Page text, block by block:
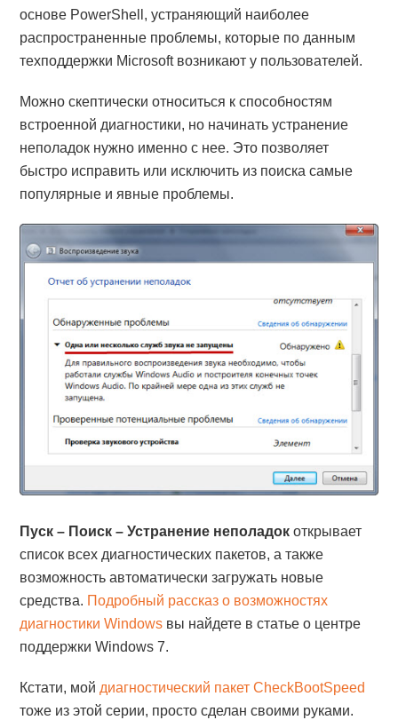
основе PowerShell, устраняющий наиболее
распространенные проблемы, которые по данным
техподдержки Microsoft возникают у пользователей.
Можно скептически относиться к способностям
встроенной диагностики, но начинать устранение
неполадок нужно именно с нее. Это позволяет
быстро исправить или исключить из поиска самые
популярные и явные проблемы.
Пуск – Поиск – Устранение неполадок открывает
список всех диагностических пакетов, а также
возможность автоматически загружать новые
средства. Подробный рассказ о возможностях
диагностики Windows вы найдете в статье о центре
поддержки Windows 7.
Кстати, мой диагностический пакет CheckBootSpeed
тоже из этой серии, просто сделан своими руками.